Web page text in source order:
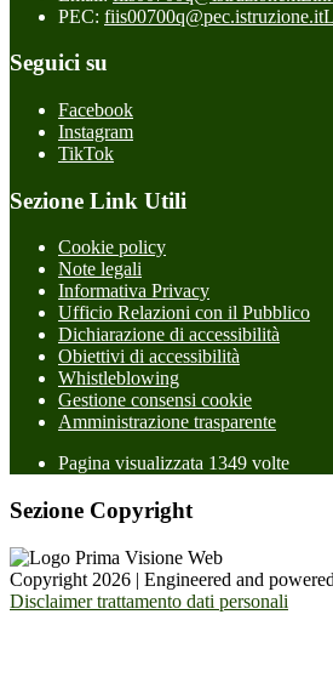
PEC: fiis00700q@pec.istruzione.it
Seguici su
Facebook
Instagram
TikTok
Sezione Link Utili
Cookie policy
Note legali
Informativa Privacy
Ufficio Relazioni con il Pubblico
Dichiarazione di accessibilità
Obiettivi di accessibilità
Whistleblowing
Gestione consensi cookie
Amministrazione trasparente
Pagina visualizzata 1349 volte
Sezione Copyright
Copyright 2026 | Engineered and
Disclaimer trattamento dati personali